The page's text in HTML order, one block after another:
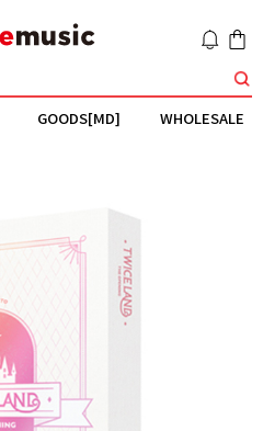
GOODS[MD] WHOLESALE